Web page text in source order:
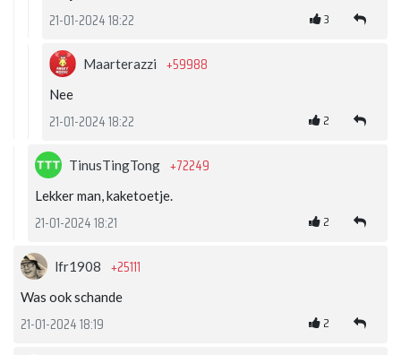
21-01-2024 18:22 3
Maarterazzi +59988
Nee
21-01-2024 18:22 2
TinusTingTong +72249
Lekker man, kaketoetje.
21-01-2024 18:21 2
lfr1908 +25111
Was ook schande
21-01-2024 18:19 2